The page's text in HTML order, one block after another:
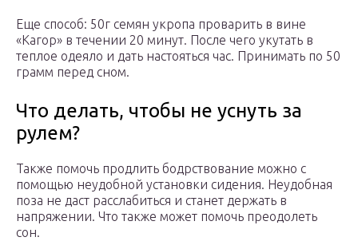
Еще способ: 50г семян укропа проварить в вине
«Кагор» в течении 20 минут. После чего укутать в
теплое одеяло и дать настояться час. Принимать по 50
грамм перед сном.
Что делать, чтобы не уснуть за
рулем?
Также помочь продлить бодрствование можно с
помощью неудобной установки сидения. Неудобная
поза не даст расслабиться и станет держать в
напряжении. Что также может помочь преодолеть
сон.